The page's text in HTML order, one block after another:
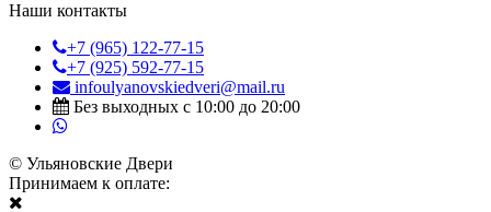
Наши контакты
+7 (965) 122-77-15
+7 (925) 592-77-15
infoulyanovskiedveri@mail.ru
Без выходных с 10:00 до 20:00
© Ульяновские Двери
Принимаем к оплате: